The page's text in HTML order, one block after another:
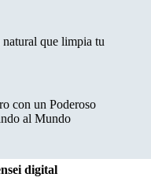
que limpia tu
con un Poderoso
al Mundo
digital